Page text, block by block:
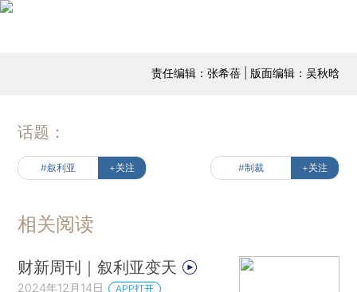
责任编辑：张希蓓 | 版面编辑：吴秋晗
话题：
#叙利亚 +关注 #制裁 +关注
相关阅读
财新周刊｜叙利亚变天
2024年12月14日 APP打开